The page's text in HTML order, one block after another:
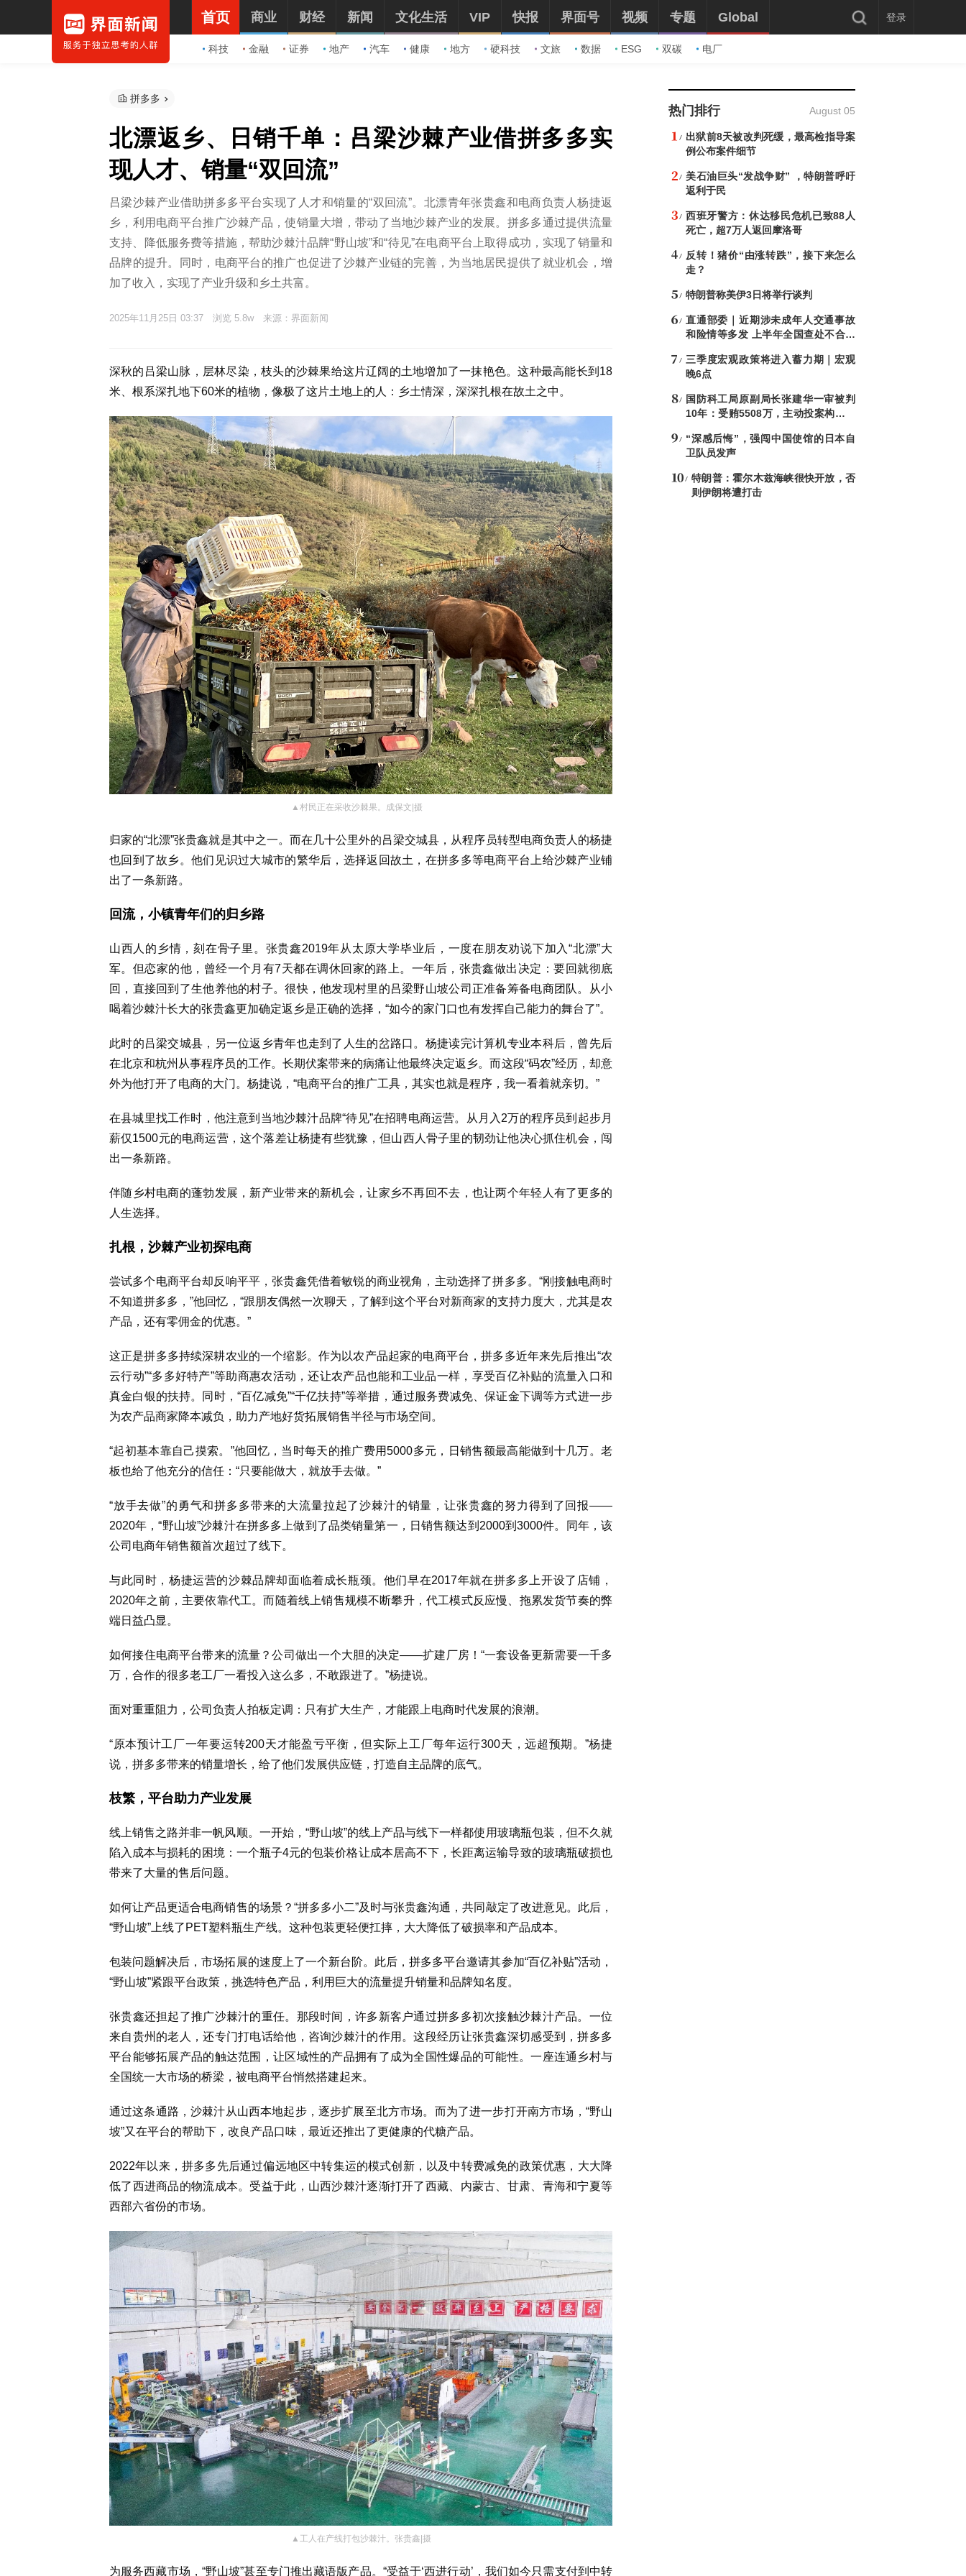
首页
科技 金融 证券 地产 汽车 健康 地方 硬科技 文旅 数据 ESG 双碳 电厂
商业 财经 新闻 文化生活 VIP 快报 界面号 视频 专题 Global 登录
拼多多
北漂返乡、日销千单：吕梁沙棘产业借拼多多实
现人才、销量“双回流”
吕梁沙棘产业借助拼多多平台实现了人才和销量的“双回流”。北漂青年张贵鑫和电商负责人杨捷返
乡，利用电商平台推广沙棘产品，使销量大增，带动了当地沙棘产业的发展。拼多多通过提供流量
支持、降低服务费等措施，帮助沙棘汁品牌“野山坡”和“待见”在电商平台上取得成功，实现了销量和
品牌的提升。同时，电商平台的推广也促进了沙棘产业链的完善，为当地居民提供了就业机会，增
加了收入，实现了产业升级和乡土共富。
2025年11月25日 03:37 浏览 5.8w 来源：界面新闻
深秋的吕梁山脉，层林尽染，枝头的沙棘果给这片辽阔的土地增加了一抹艳色。这种最高能长到18
米、根系深扎地下60米的植物，像极了这片土地上的人：乡土情深，深深扎根在故土之中。
▲村民正在采收沙棘果。成保文|摄
归家的“北漂”张贵鑫就是其中之一。而在几十公里外的吕梁交城县，从程序员转型电商负责人的杨捷
也回到了故乡。他们见识过大城市的繁华后，选择返回故土，在拼多多等电商平台上给沙棘产业铺
出了一条新路。
回流，小镇青年们的归乡路
山西人的乡情，刻在骨子里。张贵鑫2019年从太原大学毕业后，一度在朋友劝说下加入“北漂”大
军。但恋家的他，曾经一个月有7天都在调休回家的路上。一年后，张贵鑫做出决定：要回就彻底
回，直接回到了生他养他的村子。很快，他发现村里的吕梁野山坡公司正准备筹备电商团队。从小
喝着沙棘汁长大的张贵鑫更加确定返乡是正确的选择，“如今的家门口也有发挥自己能力的舞台了”。
此时的吕梁交城县，另一位返乡青年也走到了人生的岔路口。杨捷读完计算机专业本科后，曾先后
在北京和杭州从事程序员的工作。长期伏案带来的病痛让他最终决定返乡。而这段“码农”经历，却意
外为他打开了电商的大门。杨捷说，“电商平台的推广工具，其实也就是程序，我一看着就亲切。”
在县城里找工作时，他注意到当地沙棘汁品牌“待见”在招聘电商运营。从月入2万的程序员到起步月
薪仅1500元的电商运营，这个落差让杨捷有些犹豫，但山西人骨子里的韧劲让他决心抓住机会，闯
出一条新路。
伴随乡村电商的蓬勃发展，新产业带来的新机会，让家乡不再回不去，也让两个年轻人有了更多的
人生选择。
扎根，沙棘产业初探电商
尝试多个电商平台却反响平平，张贵鑫凭借着敏锐的商业视角，主动选择了拼多多。“刚接触电商时
不知道拼多多，”他回忆，“跟朋友偶然一次聊天，了解到这个平台对新商家的支持力度大，尤其是农
产品，还有零佣金的优惠。”
这正是拼多多持续深耕农业的一个缩影。作为以农产品起家的电商平台，拼多多近年来先后推出“农
云行动”“多多好特产”等助商惠农活动，还让农产品也能和工业品一样，享受百亿补贴的流量入口和
真金白银的扶持。同时，“百亿减免”“千亿扶持”等举措，通过服务费减免、保证金下调等方式进一步
为农产品商家降本减负，助力产地好货拓展销售半径与市场空间。
“起初基本靠自己摸索。”他回忆，当时每天的推广费用5000多元，日销售额最高能做到十几万。老
板也给了他充分的信任：“只要能做大，就放手去做。”
“放手去做”的勇气和拼多多带来的大流量拉起了沙棘汁的销量，让张贵鑫的努力得到了回报——
2020年，“野山坡”沙棘汁在拼多多上做到了品类销量第一，日销售额达到2000到3000件。同年，该
公司电商年销售额首次超过了线下。
与此同时，杨捷运营的沙棘品牌却面临着成长瓶颈。他们早在2017年就在拼多多上开设了店铺，
2020年之前，主要依靠代工。而随着线上销售规模不断攀升，代工模式反应慢、拖累发货节奏的弊
端日益凸显。
如何接住电商平台带来的流量？公司做出一个大胆的决定——扩建厂房！“一套设备更新需要一千多
万，合作的很多老工厂一看投入这么多，不敢跟进了。”杨捷说。
面对重重阻力，公司负责人拍板定调：只有扩大生产，才能跟上电商时代发展的浪潮。
“原本预计工厂一年要运转200天才能盈亏平衡，但实际上工厂每年运行300天，远超预期。”杨捷
说，拼多多带来的销量增长，给了他们发展供应链，打造自主品牌的底气。
枝繁，平台助力产业发展
线上销售之路并非一帆风顺。一开始，“野山坡”的线上产品与线下一样都使用玻璃瓶包装，但不久就
陷入成本与损耗的困境：一个瓶子4元的包装价格让成本居高不下，长距离运输导致的玻璃瓶破损也
带来了大量的售后问题。
如何让产品更适合电商销售的场景？“拼多多小二”及时与张贵鑫沟通，共同敲定了改进意见。此后，
“野山坡”上线了PET塑料瓶生产线。这种包装更轻便扛摔，大大降低了破损率和产品成本。
包装问题解决后，市场拓展的速度上了一个新台阶。此后，拼多多平台邀请其参加“百亿补贴”活动，
“野山坡”紧跟平台政策，挑选特色产品，利用巨大的流量提升销量和品牌知名度。
张贵鑫还担起了推广沙棘汁的重任。那段时间，许多新客户通过拼多多初次接触沙棘汁产品。一位
来自贵州的老人，还专门打电话给他，咨询沙棘汁的作用。这段经历让张贵鑫深切感受到，拼多多
平台能够拓展产品的触达范围，让区域性的产品拥有了成为全国性爆品的可能性。一座连通乡村与
全国统一大市场的桥梁，被电商平台悄然搭建起来。
通过这条通路，沙棘汁从山西本地起步，逐步扩展至北方市场。而为了进一步打开南方市场，“野山
坡”又在平台的帮助下，改良产品口味，最近还推出了更健康的代糖产品。
2022年以来，拼多多先后通过偏远地区中转集运的模式创新，以及中转费减免的政策优惠，大大降
低了西进商品的物流成本。受益于此，山西沙棘汁逐渐打开了西藏、内蒙古、甘肃、青海和宁夏等
西部六省份的市场。
▲工人在产线打包沙棘汁。张贵鑫|摄
为服务西藏市场，“野山坡”甚至专门推出藏语版产品。“受益于‘西进行动’，我们如今只需支付到中转
热门排行 August 05
出狱前8天被改判死缓，最高检指导案
例公布案件细节
美石油巨头“发战争财” ，特朗普呼吁
返利于民
西班牙警方：休达移民危机已致88人
死亡，超7万人返回摩洛哥
反转！猪价“由涨转跌”，接下来怎么
走？
特朗普称美伊3日将举行谈判
直通部委｜近期涉未成年人交通事故
和险情等多发 上半年全国查处不合格
三季度宏观政策将进入蓄力期｜宏观
晚6点
国防科工局原副局长张建华一审被判
10年：受贿5508万，主动投案构成自
“深感后悔”，强闯中国使馆的日本自
卫队员发声
特朗普：霍尔木兹海峡很快开放，否
则伊朗将遭打击